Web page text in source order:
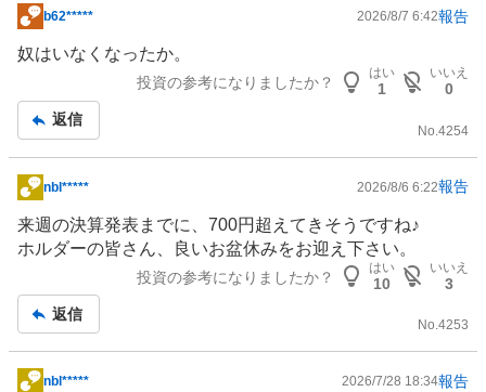
掲
示
記
事
b62***** 2026/8/7 6:42報告
奴はいなくなったか。
投資の参考になりましたか？
はい
1
いいえ
0
返信
No. 4254
掲
示
板
事
nbl***** 2026/8/6 6:22報告
来週の決算発表までに、700円超えてきそうですね♪
ホルダーの皆さん、良いお盆休みをお迎え下さい。
投資の参考になりましたか？
はい
10
いいえ
3
返信
No.4253
nbl***** 2026/7/28 18:34報告